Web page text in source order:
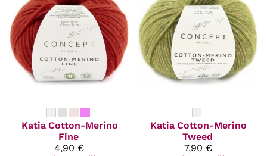
Katia Cotton-Merino
Fine
4,90 €
Katia Cotton-Merino
Tweed
7,90 €